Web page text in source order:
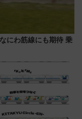
にわ筋線にも期待 乗